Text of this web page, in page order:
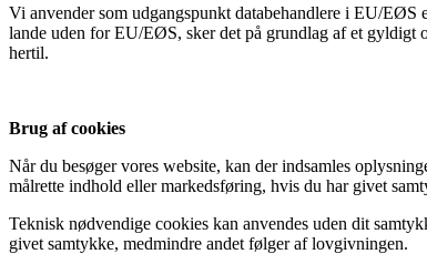
Vi anvender som udgangspunkt databehandlere i EU/
lande uden for EU/EØS, sker det på grundlag af et gyldigt
hertil.
Brug af cookies
Når du besøger vores website, kan der indsamles
målrette indhold eller markedsføring, hvis du har givet
Teknisk nødvendige cookies kan anvendes uden dit
givet samtykke, medmindre andet følger af lovgivningen.